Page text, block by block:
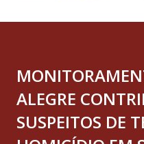
ALEGRE
SUSPEITOS DE